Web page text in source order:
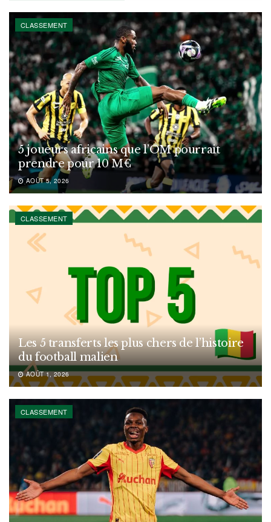
CLASSEMENT
5 joueurs africains que l’OM pourrait
prendre pour 10 M€
AOÛT 5, 2026
CLASSEMENT
Les 5 transferts les plus chers de l’histoire
du football malien
AOÛT 1, 2026
CLASSEMENT